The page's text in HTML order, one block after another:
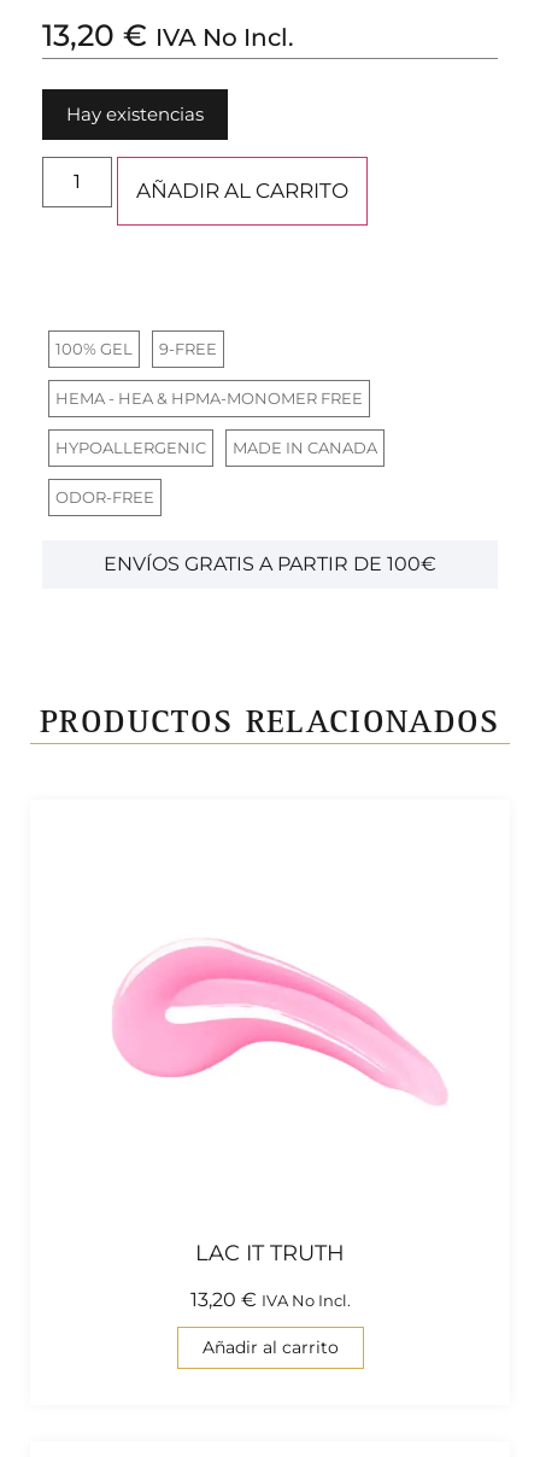
13,20 € IVA No Incl.
Hay existencias
AÑADIR AL CARRITO
100% GEL 9-FREE
HEMA - HEA & HPMA-MONOMER FREE
HYPOALLERGENIC MADE IN CANADA
ODOR-FREE
ENVÍOS GRATIS A PARTIR DE 100€
PRODUCTOS RELACIONADOS
LAC IT TRUTH
13,20 € IVA No Incl.
Añadir al carrito